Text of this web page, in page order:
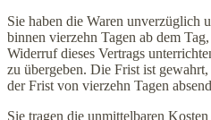
Sie haben die Waren unverzüglich
binnen vierzehn Tagen ab dem
Widerruf dieses Vertrags
zu übergeben. Die Frist ist
der Frist von vierzehn Tagen
Sie tragen die unmittelbaren